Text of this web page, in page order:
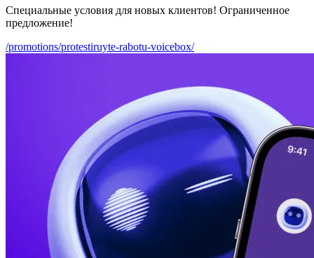
Специальные условия для новых клиентов! Ограниченное
предложение!
/promotions/protestiruyte-rabotu-voicebox/